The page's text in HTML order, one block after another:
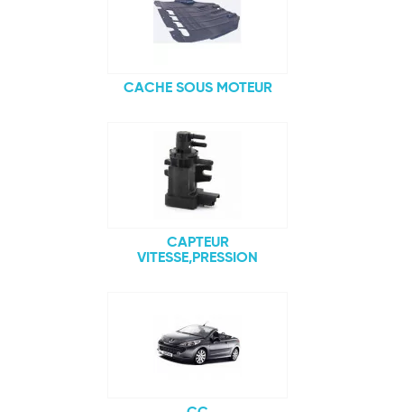
CACHE SOUS MOTEUR
CAPTEUR
VITESSE,PRESSION